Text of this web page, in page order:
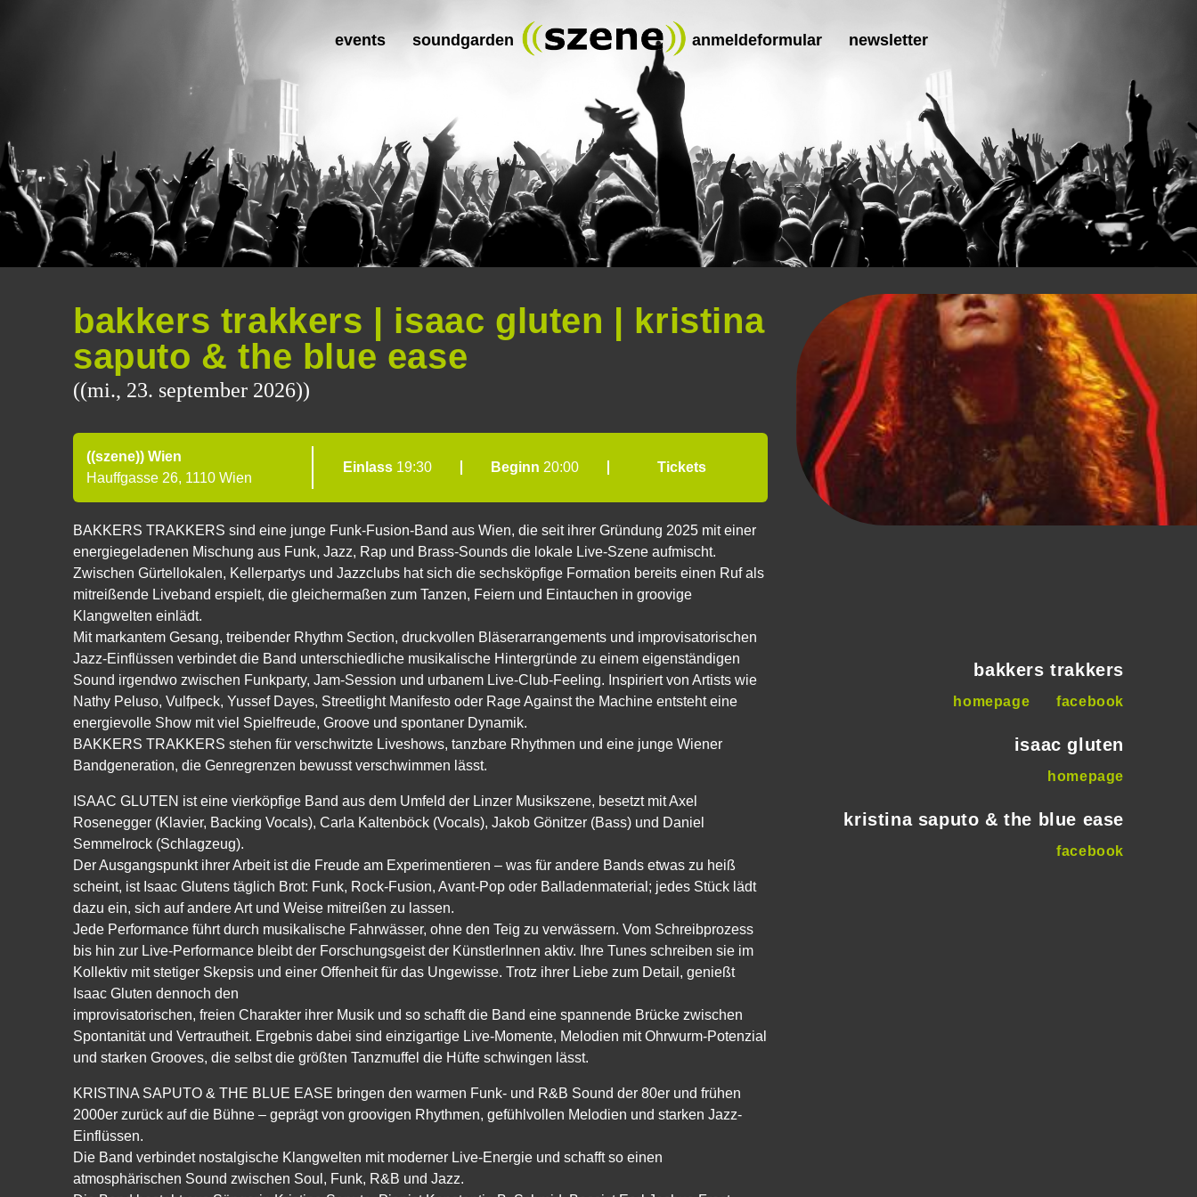
events soundgarden anmeldeformular newsletter
bakkers trakkers | isaac gluten | kristina
saputo & the blue ease
((mi., 23. september 2026))
((szene)) Wien
Hauffgasse 26, 1110 Wien
Einlass 19:30 Beginn 20:00 Tickets
BAKKERS TRAKKERS sind eine junge Funk-Fusion-Band aus Wien, die seit ihrer Gründung 2025 mit einer
energiegeladenen Mischung aus Funk, Jazz, Rap und Brass-Sounds die lokale Live-Szene aufmischt.
Zwischen Gürtellokalen, Kellerpartys und Jazzclubs hat sich die sechsköpfige Formation bereits einen Ruf als
mitreißende Liveband erspielt, die gleichermaßen zum Tanzen, Feiern und Eintauchen in groovige
Klangwelten einlädt.
Mit markantem Gesang, treibender Rhythm Section, druckvollen Bläserarrangements und improvisatorischen
Jazz-Einflüssen verbindet die Band unterschiedliche musikalische Hintergründe zu einem eigenständigen
Sound irgendwo zwischen Funkparty, Jam-Session und urbanem Live-Club-Feeling. Inspiriert von Artists wie
Nathy Peluso, Vulfpeck, Yussef Dayes, Streetlight Manifesto oder Rage Against the Machine entsteht eine
energievolle Show mit viel Spielfreude, Groove und spontaner Dynamik.
BAKKERS TRAKKERS stehen für verschwitzte Liveshows, tanzbare Rhythmen und eine junge Wiener
Bandgeneration, die Genregrenzen bewusst verschwimmen lässt.
ISAAC GLUTEN ist eine vierköpfige Band aus dem Umfeld der Linzer Musikszene, besetzt mit Axel
Rosenegger (Klavier, Backing Vocals), Carla Kaltenböck (Vocals), Jakob Gönitzer (Bass) und Daniel
Semmelrock (Schlagzeug).
Der Ausgangspunkt ihrer Arbeit ist die Freude am Experimentieren – was für andere Bands etwas zu heiß
scheint, ist Isaac Glutens täglich Brot: Funk, Rock-Fusion, Avant-Pop oder Balladenmaterial; jedes Stück lädt
dazu ein, sich auf andere Art und Weise mitreißen zu lassen.
Jede Performance führt durch musikalische Fahrwässer, ohne den Teig zu verwässern. Vom Schreibprozess
bis hin zur Live-Performance bleibt der Forschungsgeist der KünstlerInnen aktiv. Ihre Tunes schreiben sie im
Kollektiv mit stetiger Skepsis und einer Offenheit für das Ungewisse. Trotz ihrer Liebe zum Detail, genießt
Isaac Gluten dennoch den
improvisatorischen, freien Charakter ihrer Musik und so schafft die Band eine spannende Brücke zwischen
Spontanität und Vertrautheit. Ergebnis dabei sind einzigartige Live-Momente, Melodien mit Ohrwurm-Potenzial
und starken Grooves, die selbst die größten Tanzmuffel die Hüfte schwingen lässt.
KRISTINA SAPUTO & THE BLUE EASE bringen den warmen Funk- und R&B Sound der 80er und frühen
2000er zurück auf die Bühne – geprägt von groovigen Rhythmen, gefühlvollen Melodien und starken Jazz-
Einflüssen.
Die Band verbindet nostalgische Klangwelten mit moderner Live-Energie und schafft so einen
atmosphärischen Sound zwischen Soul, Funk, R&B und Jazz.
bakkers trakkers
homepage facebook
isaac gluten
homepage
kristina saputo & the blue ease
facebook